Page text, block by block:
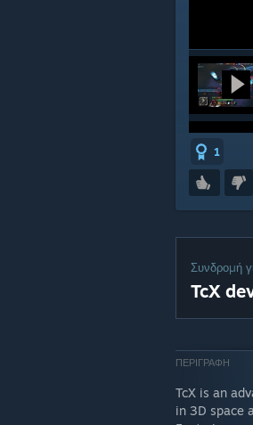
1
Συνδρομή
TcX
ΠΕΡΙΓΡΑΦΗ
TcX is an
in 3D space